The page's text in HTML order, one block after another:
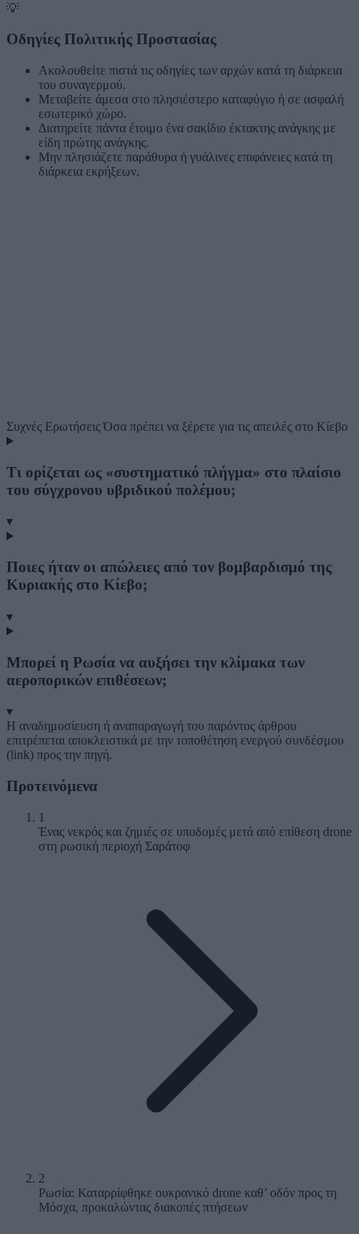
💡
Οδηγίες Πολιτικής Προστασίας
Ακολουθείτε πιστά τις οδηγίες των αρχών κατά τη διάρκεια
του συναγερμού.
Μεταβείτε άμεσα στο πλησιέστερο καταφύγιο ή σε ασφαλή
εσωτερικό χώρο.
Διατηρείτε πάντα έτοιμο ένα σακίδιο έκτακτης ανάγκης με
είδη πρώτης ανάγκης.
Μην πλησιάζετε παράθυρα ή γυάλινες επιφάνειες κατά τη
διάρκεια εκρήξεων.
Συχνές ΕρωτήσειςΌσα πρέπει να ξέρετε για τις απειλές στο Κίεβο
Τι ορίζεται ως «συστηματικό πλήγμα» στο πλαίσιο
του σύγχρονου υβριδικού πολέμου;
▾
Ποιες ήταν οι απώλειες από τον βομβαρδισμό της
Κυριακής στο Κίεβο;
▾
Μπορεί η Ρωσία να αυξήσει την κλίμακα των
αεροπορικών επιθέσεων;
▾
Η αναδημοσίευση ή αναπαραγωγή του παρόντος άρθρου
επιτρέπεται αποκλειστικά με την τοποθέτηση ενεργού συνδέσμου
(link) προς την πηγή.
Προτεινόμενα
1
Ένας νεκρός και ζημιές σε υποδομές μετά από επίθεση drone
στη ρωσική περιοχή Σαράτοφ
2
Ρωσία: Καταρρίφθηκε ουκρανικό drone καθ’ οδόν προς τη
Μόσχα, προκαλώντας διακοπές πτήσεων